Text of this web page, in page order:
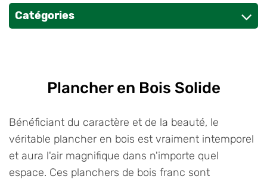
Catégories
Plancher en Bois Solide
Bénéficiant du caractère et de la beauté, le
véritable plancher en bois est vraiment intemporel
et aura l'air magnifique dans n'importe quel
espace. Ces planchers de bois franc sont